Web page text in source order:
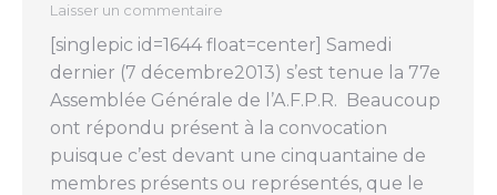
Laisser un commentaire
[singlepic id=1644 float=center] Samedi
dernier (7 décembre2013) s’est tenue la 77e
Assemblée Générale de l’A.F.P.R. Beaucoup
ont répondu présent à la convocation
puisque c’est devant une cinquantaine de
membres présents ou représentés, que le